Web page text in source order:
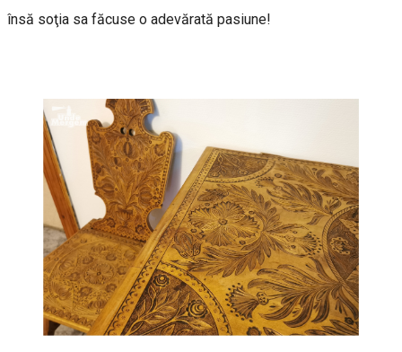
însă soţia sa făcuse o adevărată pasiune!